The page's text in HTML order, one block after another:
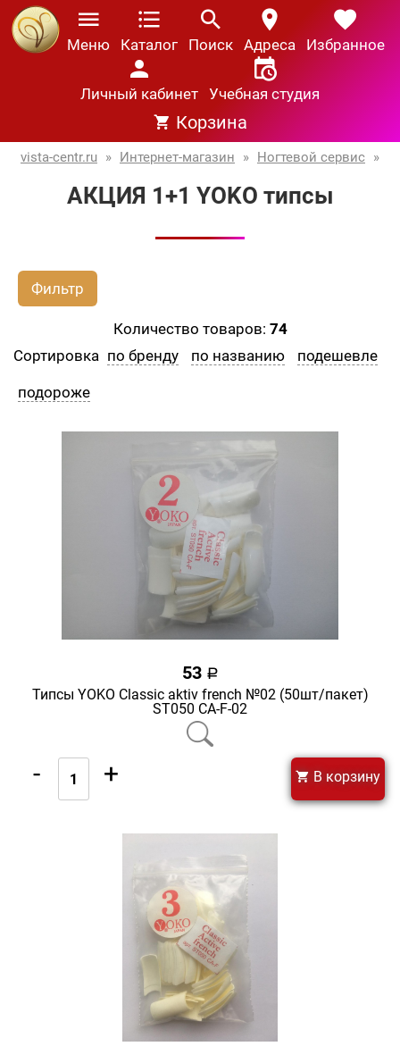
Меню Каталог Поиск Адреса Избранное
Личный кабинет Учебная студия
Корзина
vista-centr.ru » Интернет-магазин » Ногтевой сервис »
АКЦИЯ 1+1 YOKO типсы
Фильтр
Количество товаров: 74
Сортировка по бренду по названию подешевле
подороже
53 a
Типсы YOKO Classic aktiv french №02 (50шт/пакет)
ST050 CA-F-02
- + В корзину